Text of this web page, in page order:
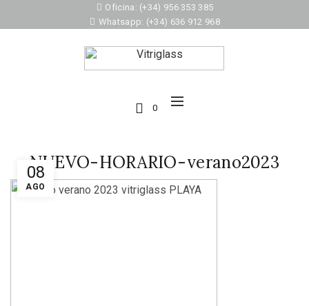
Oficina: (+34) 956 353 385
Whatsapp: (+34) 636 912 968
0
08
AGO
NUEVO-HORARIO-verano2023